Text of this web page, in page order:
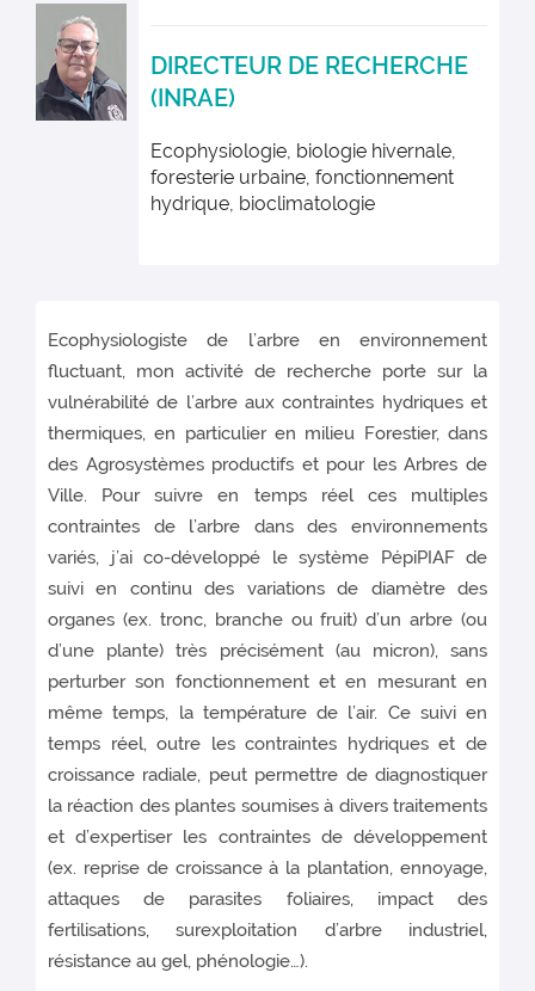
DIRECTEUR DE RECHERCHE
(INRAE)
Ecophysiologie, biologie hivernale,
foresterie urbaine, fonctionnement
hydrique, bioclimatologie
Ecophysiologiste de l’arbre en environnement
fluctuant, mon activité de recherche porte sur la
vulnérabilité de l’arbre aux contraintes hydriques et
thermiques, en particulier en milieu Forestier, dans
des Agrosystèmes productifs et pour les Arbres de
Ville. Pour suivre en temps réel ces multiples
contraintes de l’arbre dans des environnements
variés, j’ai co-développé le système PépiPIAF de
suivi en continu des variations de diamètre des
organes (ex. tronc, branche ou fruit) d’un arbre (ou
d’une plante) très précisément (au micron), sans
perturber son fonctionnement et en mesurant en
même temps, la température de l’air. Ce suivi en
temps réel, outre les contraintes hydriques et de
croissance radiale, peut permettre de diagnostiquer
la réaction des plantes soumises à divers traitements
et d’expertiser les contraintes de développement
(ex. reprise de croissance à la plantation, ennoyage,
attaques de parasites foliaires, impact des
fertilisations, surexploitation d’arbre industriel,
résistance au gel, phénologie…).